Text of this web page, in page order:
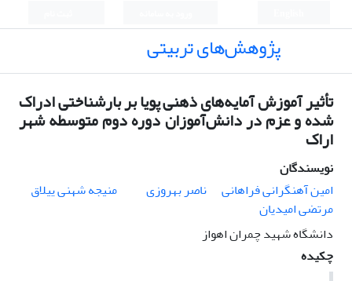
پژوهش‌های تربیتی
تأثیر آموزش آمایه‌های ذهنی پویا بر بارشناختی ادراک
شده و عزم در دانش‌آموزان دوره دوم متوسطه شهر
اراک
نویسندگان
امین آهنگرانی فراهانی
ناصر بهروزی
منیجه شهنی ییلاق
مرتضی امیدیان
دانشگاه شهید چمران اهواز
چکیده